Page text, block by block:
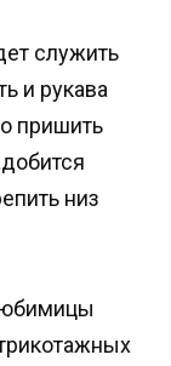
служить
и рукава
пришить
низ